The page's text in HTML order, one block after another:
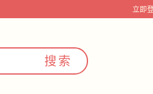
立即
搜索